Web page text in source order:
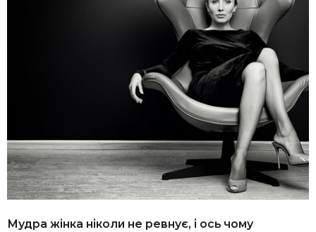
Мудра жінка ніколи не ревнує, і ось чому